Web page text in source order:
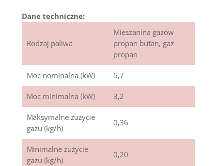
Dane techniczne:
Rodzaj paliwa
Mieszanina gazów
propan butan, gaz
propan
Moc nominalna (kW) 5,7
Moc minimalna (kW) 3,2
Maksymalne zużycie
gazu (kg/h)
0,36
Minimalne zużycie
gazu (kg/h)
0,20